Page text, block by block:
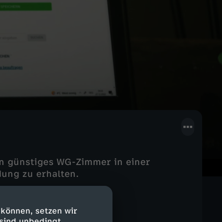
setzen wir
günstiges WG-Zimmer in einer
zu erhalten.